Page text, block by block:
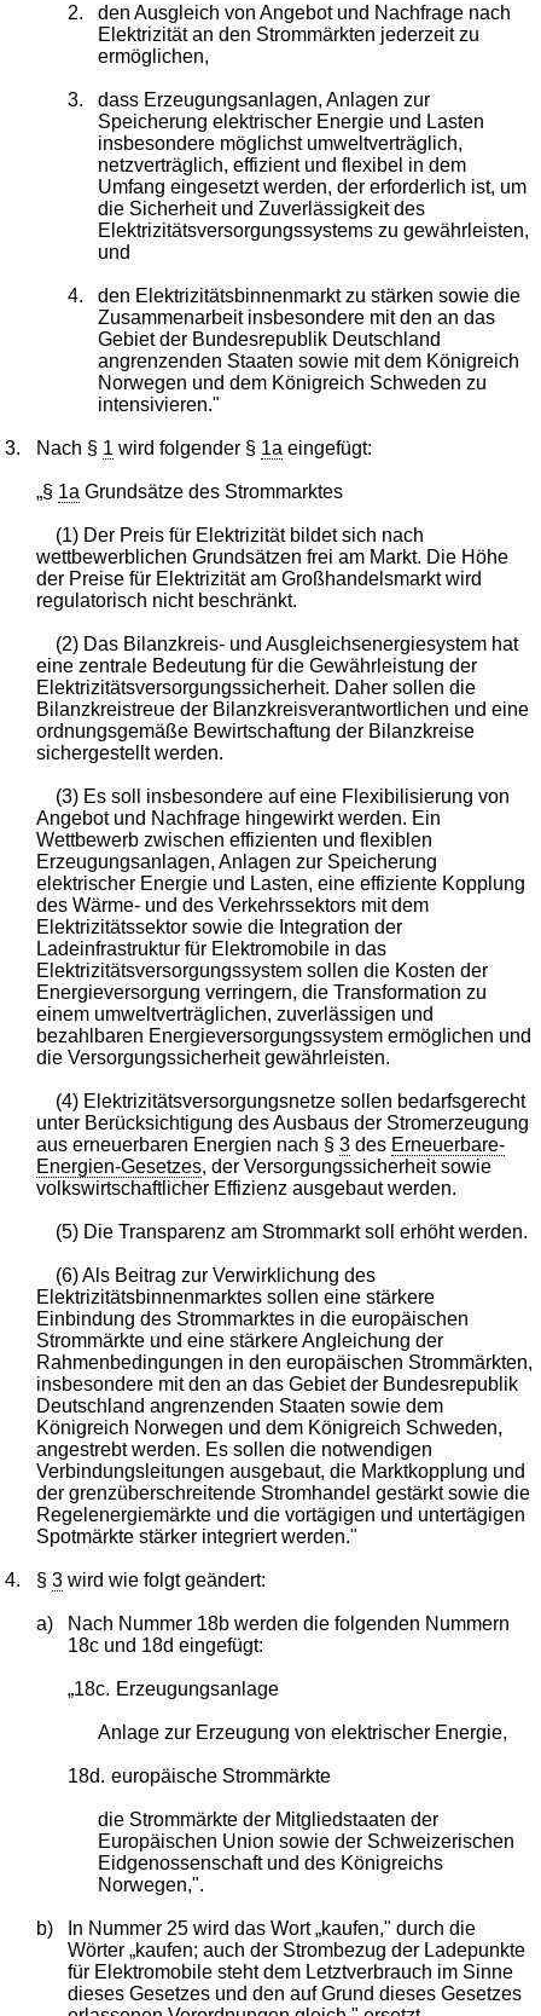
2.
den Ausgleich von Angebot und Nachfrage nach
Elektrizität an den Strommärkten jederzeit zu
ermöglichen,
3.
dass Erzeugungsanlagen, Anlagen zur
Speicherung elektrischer Energie und Lasten
insbesondere möglichst umweltverträglich,
netzverträglich, effizient und flexibel in dem
Umfang eingesetzt werden, der erforderlich ist, um
die Sicherheit und Zuverlässigkeit des
Elektrizitätsversorgungssystems zu gewährleisten,
und
4.
den Elektrizitätsbinnenmarkt zu stärken sowie die
Zusammenarbeit insbesondere mit den an das
Gebiet der Bundesrepublik Deutschland
angrenzenden Staaten sowie mit dem Königreich
Norwegen und dem Königreich Schweden zu
intensivieren."
3. Nach § 1 wird folgender § 1a eingefügt:
„§ 1a Grundsätze des Strommarktes
(1) Der Preis für Elektrizität bildet sich nach
wettbewerblichen Grundsätzen frei am Markt. Die Höhe
der Preise für Elektrizität am Großhandelsmarkt wird
regulatorisch nicht beschränkt.
(2) Das Bilanzkreis- und Ausgleichsenergiesystem hat
eine zentrale Bedeutung für die Gewährleistung der
Elektrizitätsversorgungssicherheit. Daher sollen die
Bilanzkreistreue der Bilanzkreisverantwortlichen und eine
ordnungsgemäße Bewirtschaftung der Bilanzkreise
sichergestellt werden.
(3) Es soll insbesondere auf eine Flexibilisierung von
Angebot und Nachfrage hingewirkt werden. Ein
Wettbewerb zwischen effizienten und flexiblen
Erzeugungsanlagen, Anlagen zur Speicherung
elektrischer Energie und Lasten, eine effiziente Kopplung
des Wärme- und des Verkehrssektors mit dem
Elektrizitätssektor sowie die Integration der
Ladeinfrastruktur für Elektromobile in das
Elektrizitätsversorgungssystem sollen die Kosten der
Energieversorgung verringern, die Transformation zu
einem umweltverträglichen, zuverlässigen und
bezahlbaren Energieversorgungssystem ermöglichen und
die Versorgungssicherheit gewährleisten.
(4) Elektrizitätsversorgungsnetze sollen bedarfsgerecht
unter Berücksichtigung des Ausbaus der Stromerzeugung
aus erneuerbaren Energien nach §3 des Erneuerbare-
Energien-Gesetzes, der Versorgungssicherheit sowie
volkswirtschaftlicher Effizienz ausgebaut werden.
(5) Die Transparenz am Strommarkt soll erhöht werden.
(6) Als Beitrag zur Verwirklichung des
Elektrizitätsbinnenmarktes sollen eine stärkere
Einbindung des Strommarktes in die europäischen
Strommärkte und eine stärkere Angleichung der
Rahmenbedingungen in den europäischen Strommärkten,
insbesondere mit den an das Gebiet der Bundesrepublik
Deutschland angrenzenden Staaten sowie dem
Königreich Norwegen und dem Königreich Schweden,
angestrebt werden. Es sollen die notwendigen
Verbindungsleitungen ausgebaut, die Marktkopplung und
der grenzüberschreitende Stromhandel gestärkt sowie die
Regelenergiemärkte und die vortägigen und untertägigen
Spotmärkte stärker integriert werden."
4. §3 wird wie folgt geändert:
a)
Nach Nummer 18b werden die folgenden Nummern
18c und 18d eingefügt:
„18c. Erzeugungsanlage
Anlage zur Erzeugung von elektrischer Energie,
18d. europäische Strommärkte
die Strommärkte der Mitgliedstaaten der
Europäischen Union sowie der Schweizerischen
Eidgenossenschaft und des Königreichs
Norwegen,".
b)
In Nummer 25 wird das Wort „kaufen," durch die
Wörter „kaufen; auch der Strombezug der Ladepunkte
für Elektromobile steht dem Letztverbrauch im Sinne
dieses Gesetzes und den auf Grund dieses Gesetzes